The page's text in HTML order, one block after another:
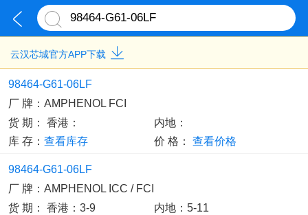
云汉芯城官方APP下载
98464-G61-06LF
厂 牌： AMPHENOL FCI
货 期：
香港：
内地：
库 存： 查看库存 价 格： 查看价格
98464-G61-06LF
厂 牌： AMPHENOL ICC / FCI
货 期：
香港：3-9
内地：5-11